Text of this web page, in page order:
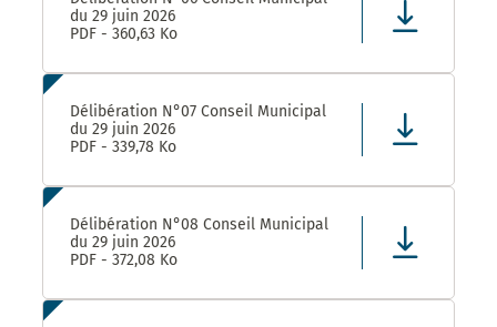
du 29 juin 2026
PDF - 360,63 Ko
Délibération N°07 Conseil Municipal
du 29 juin 2026
PDF - 339,78 Ko
Délibération N°08 Conseil Municipal
du 29 juin 2026
PDF - 372,08 Ko